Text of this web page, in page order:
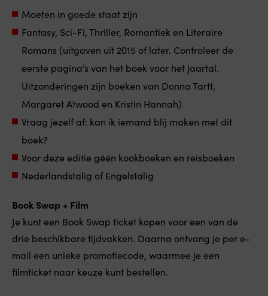
Moeten in goede staat zijn
Fantasy, Sci-Fi, Thriller, Romantiek en Literaire
Romans (uitgaven uit 2015 of later. Controleer de
eerste pagina’s van het boek voor het jaartal.
Uitzonderingen zijn boeken van Donna Tartt,
Margaret Atwood en Kristin Hannah)
Vraag jezelf af: kan ik iemand blij maken met dit
boek?
Voor deze editie géén kookboeken en reisboeken
Nederlandstalig of Engelstalig
Book Swap + Film
Je kunt een Book Swap ticket kopen voor een van de
drie beschikbare tijdvakken. Daarna ontvang je per e-
mail een unieke promotiecode, waarmee je een
filmticket naar keuze kunt bestellen.